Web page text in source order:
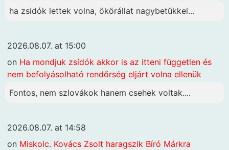
ha zsidók lettek volna, ökörállat nagybetűkkel...
2026.08.07. at 15:00
on Ha mondjuk zsídók akkor is az itteni független és
nem befolyásolható rendőrség eljárt volna ellenük
Fontos, nem szlovákok hanem csehek voltak....
2026.08.07. at 14:58
on Miskolc. Kovács Zsolt haragszik Bíró Márkra